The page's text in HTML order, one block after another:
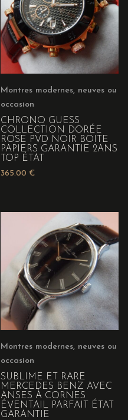
Montres modernes, neuves ou
occasion
CHRONO GUESS
COLLECTION DORÉE
ROSE PVD NOIR BOITE
PAPIERS GARANTIE 2ANS
TOP ÉTAT
365.00 €
Montres modernes, neuves ou
occasion
SUBLIME ET RARE
MERCEDES BENZ AVEC
ANSES À CORNES
ÉVENTAIL PARFAIT ÉTAT
GARANTIE